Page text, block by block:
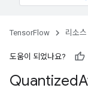
TensorFlow 리소스
도움이 되었나요?
Quantized